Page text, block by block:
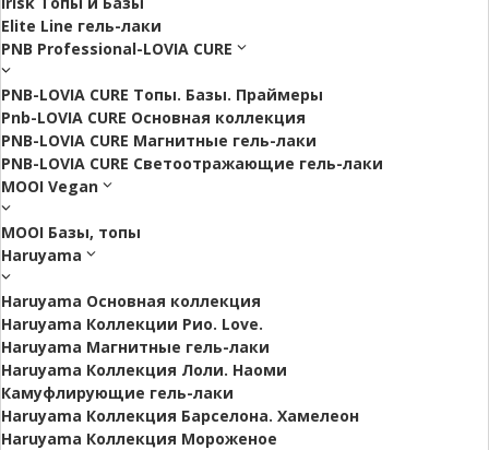
Elite Line гель-лаки
PNB Professional-LOVIA CURE
PNB-LOVIA CURE Топы. Базы. Праймеры
Pnb-LOVIA CURE Основная коллекция
PNB-LOVIA CURE Магнитные гель-лаки
PNB-LOVIA CURE Cветоотражающие гель-лаки
MOOI Vegan
MOOI Базы, топы
Haruyama
Haruyama Основная коллекция
Haruyama Коллекции Рио. Love.
Haruyama Магнитные гель-лаки
Haruyama Коллекция Лоли. Наоми
Камуфлирующие гель-лаки
Haruyama Коллекция Барселона. Хамелеон
Haruyama Коллекция Мороженое